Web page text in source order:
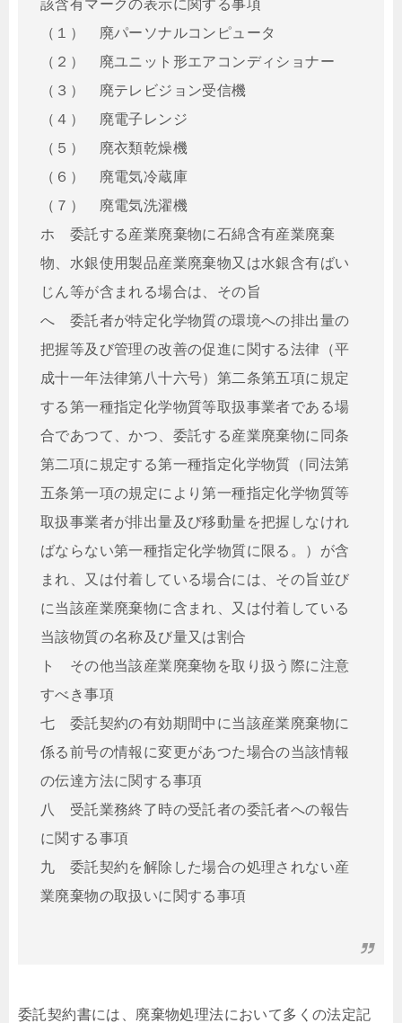
該含有マークの表示に関する事項
（１） 廃パーソナルコンピュータ
（２） 廃ユニット形エアコンディショナー
（３） 廃テレビジョン受信機
（４） 廃電子レンジ
（５） 廃衣類乾燥機
（６） 廃電気冷蔵庫
（７） 廃電気洗濯機
ホ 委託する産業廃棄物に石綿含有産業廃棄
物、水銀使用製品産業廃棄物又は水銀含有ばい
じん等が含まれる場合は、その旨
へ 委託者が特定化学物質の環境への排出量の
把握等及び管理の改善の促進に関する法律（平
成十一年法律第八十六号）第二条第五項に規定
する第一種指定化学物質等取扱事業者である場
合であつて、かつ、委託する産業廃棄物に同条
第二項に規定する第一種指定化学物質（同法第
五条第一項の規定により第一種指定化学物質等
取扱事業者が排出量及び移動量を把握しなけれ
ばならない第一種指定化学物質に限る。）が含
まれ、又は付着している場合には、その旨並び
に当該産業廃棄物に含まれ、又は付着している
当該物質の名称及び量又は割合
ト その他当該産業廃棄物を取り扱う際に注意
すべき事項
七 委託契約の有効期間中に当該産業廃棄物に
係る前号の情報に変更があつた場合の当該情報
の伝達方法に関する事項
八 受託業務終了時の受託者の委託者への報告
に関する事項
九 委託契約を解除した場合の処理されない産
業廃棄物の取扱いに関する事項
委託契約書には、廃棄物処理法において多くの法定記